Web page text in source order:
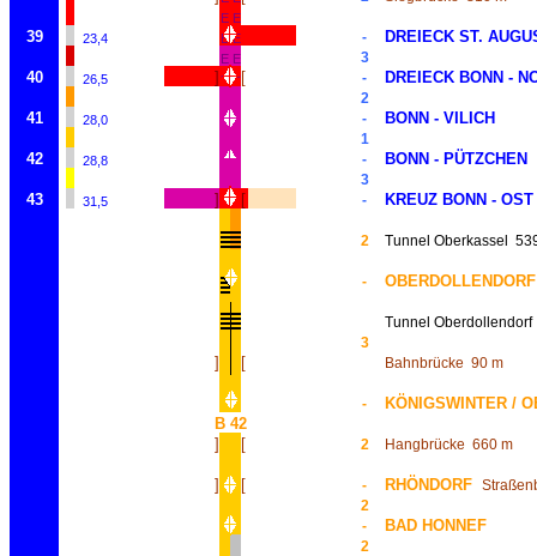
E E
39 23,4 E E - DREIECK ST.
E E 3
40 26,5 ] ~ ~[ - DREIECK BONN -
2
41 28,0 - BONN - VILICH
1
42 28,8 - BONN - PÜTZCHEN
3
43 31,5 ] [ - KREUZ BONN - OST
2 Tunnel Oberkassel
-
Tunnel Oberdollendorf
3
] [ Bahnbrücke 90 m
-
KÖNIGSWINTER /
B 42
]
[ 2 Hangbrücke 660 m
] [ - RHÖNDORF
2
-
BAD HONNEF
2